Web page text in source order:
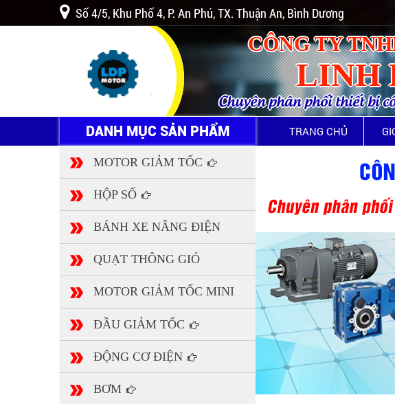
Số 4/5, Khu Phố 4, P. An Phú, TX. Thuận An, Bình Dương
CÔNG TY
LINH
Chuyên phân phối thiết bị
DANH MỤC SẢN PHẨM TRANG CHỦ
MOTOR GIẢM TỐC
HỘP SỐ
BÁNH XE NÂNG ĐIỆN
QUẠT THÔNG GIÓ
MOTOR GIẢM TỐC MINI
ĐẦU GIẢM TỐC
ĐỘNG CƠ ĐIỆN
BƠM